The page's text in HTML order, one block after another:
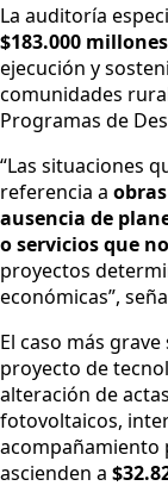
La auditoría
$183.000 millones
ejecución y
comunidades
Programas de
“Las situaciones
referencia a
ausencia de
o servicios que
proyectos
económicas”,
El caso más
proyecto de
alteración de
fotovoltaicos,
acompañamiento
ascienden a